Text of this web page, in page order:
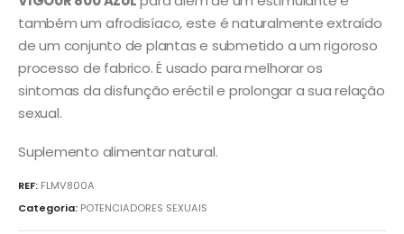
também um afrodisíaco, este é naturalmente extraído
de um conjunto de plantas e submetido a um rigoroso
processo de fabrico. É usado para melhorar os
sintomas da disfunção eréctil e prolongar a sua relação
sexual.
Suplemento alimentar natural.
REF: FLMV800A
Categoria: POTENCIADORES SEXUAIS